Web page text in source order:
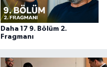
Daha 17 9. Bölüm 2.
Fragmanı